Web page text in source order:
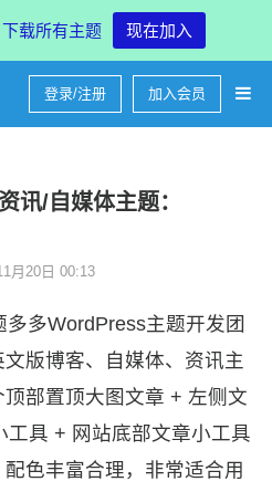
登录/注册 加入会员
讯/自媒体主题：
月20日 00:13
多多WordPress主题开发团
版博客、自媒体、资讯主
部置顶大图文章 + 左侧文
具 + 网站底部文章小工具
色丰富合理，非常适合用
载所有主题 现在加入